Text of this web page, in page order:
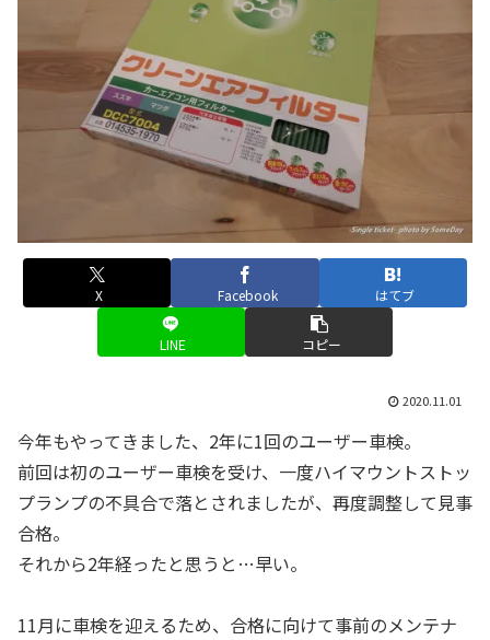
X Facebook はてブ
LINE コピー
2020.11.01
今年もやってきました、2年に1回のユーザー車検。
前回は初のユーザー車検を受け、一度ハイマウントストッ
プランプの不具合で落とされましたが、再度調整して見事
合格。
それから2年経ったと思うと…早い。
11月に車検を迎えるため、合格に向けて事前のメンテナ